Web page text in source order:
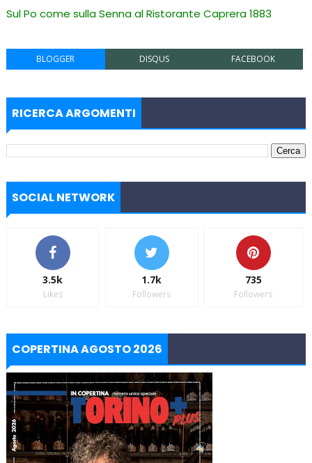
Sul Po come sulla Senna al Ristorante Caprera 1883
BLOGGER DISQUS FACEBOOK
RICERCA ARGOMENTI
SOCIAL NETWORK
3.5k
Likes
1.7k
Followers
735
Followers
COPERTINA AGOSTO 2026